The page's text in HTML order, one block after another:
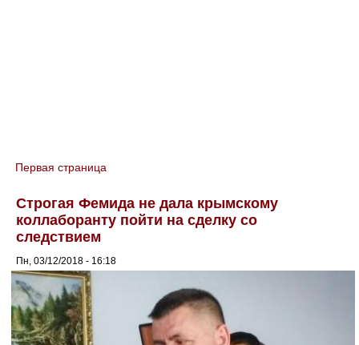
You are here
Первая страница
Строгая Фемида не дала крымскому
коллаборанту пойти на сделку со
следствием
Пн, 03/12/2018 - 16:18